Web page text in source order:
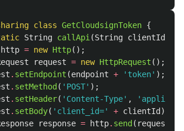
class GetCloudsignToken {
String callApi(String clientId
http = new Http();
request = new HttpRequest ();
. setEndpoint (endpoint + ' token' );
. setMethod ( ' POST' );
. setHeader( ' Content-Type' , '
. setBody( ' client_id=' + clientId );
response = http. send ( request